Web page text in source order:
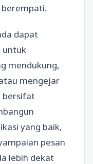
dapat
untuk
mendukung,
mengejar
bersifat
yang baik,
pesan
lebih dekat